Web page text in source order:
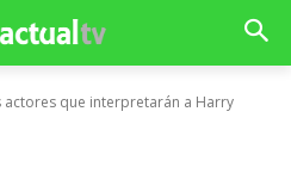
actores que interpretarán a Harry